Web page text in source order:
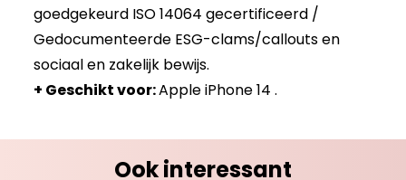
goedgekeurd ISO 14064 gecertificeerd /
Gedocumenteerde ESG-clams/callouts en
sociaal en zakelijk bewijs.
+ Geschikt voor:Apple iPhone 14 .
Ook interessant